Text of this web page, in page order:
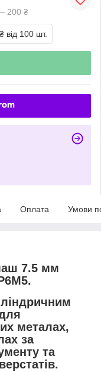
200 ₴
від 100 шт.
Оплата Умови
7.5 мм
металах,
за
та